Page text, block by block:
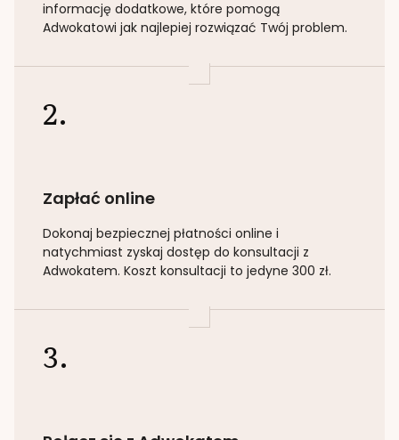
informację dodatkowe, które pomogą
Adwokatowi jak najlepiej rozwiązać Twój problem.
2.
Zapłać online
Dokonaj bezpiecznej płatności online i
natychmiast zyskaj dostęp do konsultacji z
Adwokatem. Koszt konsultacji to jedyne 300 zł.
3.